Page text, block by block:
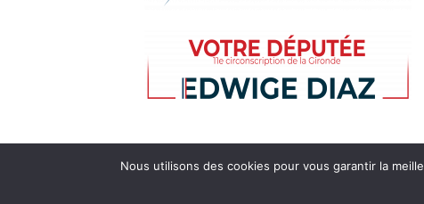
Nous utilisons des cookies pour vous garantir la